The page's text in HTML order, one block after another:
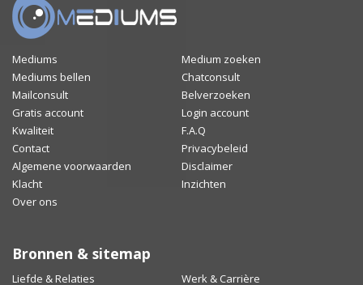
Mediums
Medium zoeken
Mediums bellen
Chatconsult
Mailconsult
Belverzoeken
Gratis account
Login account
Kwaliteit
F.A.Q
Contact
Privacybeleid
Algemene voorwaarden
Disclaimer
Klacht
Inzichten
Over ons
Bronnen & sitemap
Liefde & Relaties Werk & Carrière